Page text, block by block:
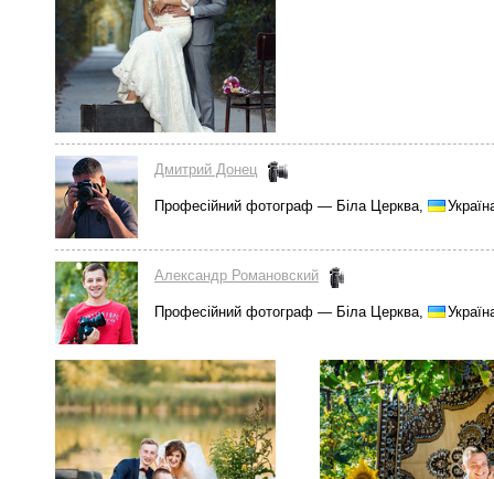
Дмитрий Донец
Професійний фотограф — Біла Церква,
Александр Романовский
Професійний фотограф — Біла Церква,